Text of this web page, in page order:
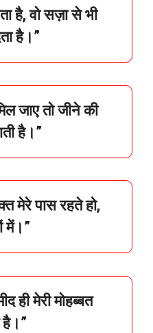
है,वोसज़ासेभी
है।”
जाएतोजीनेकी
है।”
मेरेपासरहतेहो,
में।”
हीमेरीमोहब्बत
है।”